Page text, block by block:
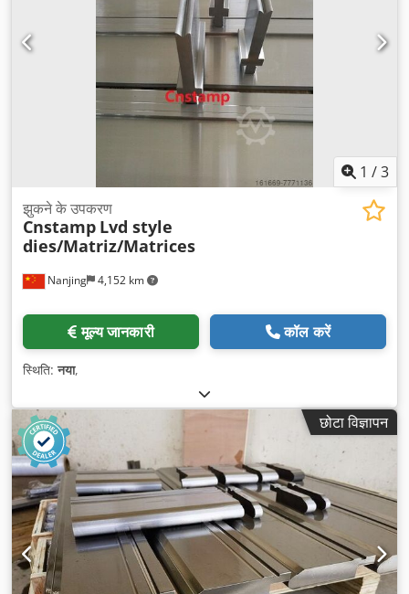
1 /3
Nanjing 4,152 km
झुकने के उपकरण
Cnstamp Lvd style
dies/Matriz/Matrices
मूल्य जानकारी कॉल करें
स्थिति:नया,
छोटा विज्ञापन